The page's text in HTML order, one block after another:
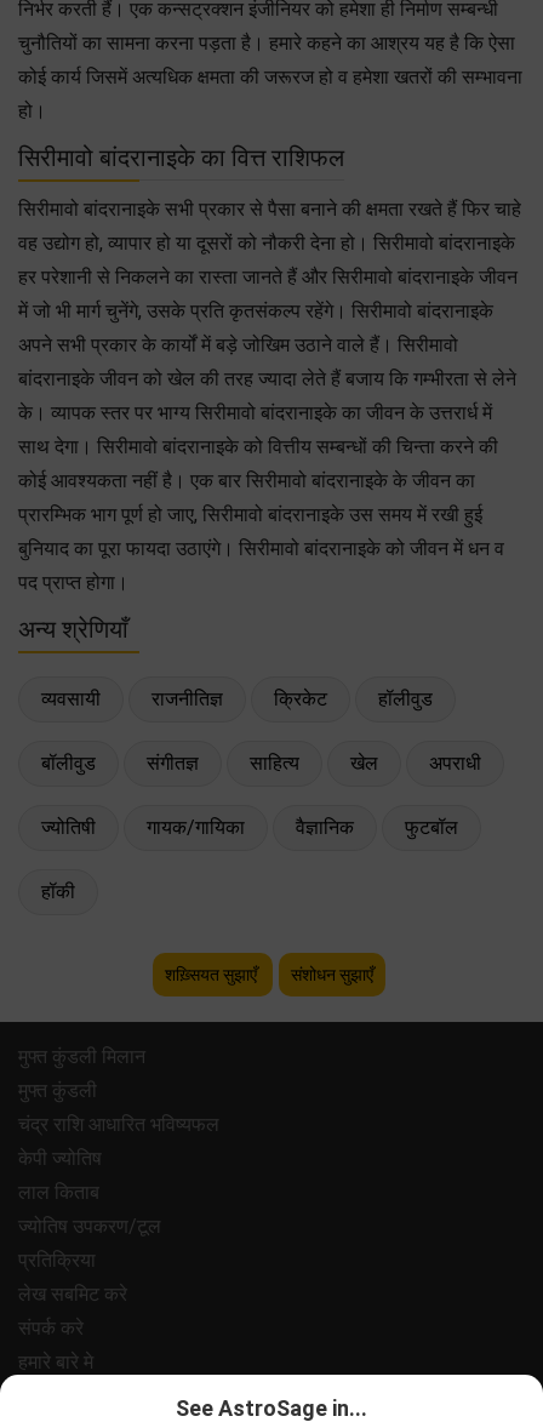
निर्भर करती हैं। एक कन्सट्रक्शन इंजीनियर को हमेशा ही निर्माण सम्बन्धी
चुनौतियों का सामना करना पड़ता है। हमारे कहने का आश्रय यह है कि ऐसा
कोई कार्य जिसमें अत्यधिक क्षमता की जरूरज हो व हमेशा खतरों की सम्भावना
हो।
सिरीमावो बांदरानाइके का वित्त राशिफल
सिरीमावो बांदरानाइके सभी प्रकार से पैसा बनाने की क्षमता रखते हैं फिर चाहे
वह उद्योग हो, व्यापार हो या दूसरों को नौकरी देना हो। सिरीमावो बांदरानाइके
हर परेशानी से निकलने का रास्ता जानते हैं और सिरीमावो बांदरानाइके जीवन
में जो भी मार्ग चुनेंगे, उसके प्रति कृतसंकल्प रहेंगे। सिरीमावो बांदरानाइके
अपने सभी प्रकार के कार्यों में बड़े जोखिम उठाने वाले हैं। सिरीमावो
बांदरानाइके जीवन को खेल की तरह ज्यादा लेते हैं बजाय कि गम्भीरता से लेने
के। व्यापक स्तर पर भाग्य सिरीमावो बांदरानाइके का जीवन के उत्तरार्ध में
साथ देगा। सिरीमावो बांदरानाइके को वित्तीय सम्बन्धों की चिन्ता करने की
कोई आवश्यकता नहीं है। एक बार सिरीमावो बांदरानाइके के जीवन का
प्रारम्भिक भाग पूर्ण हो जाए, सिरीमावो बांदरानाइके उस समय में रखी हुई
बुनियाद का पूरा फायदा उठाएंगे। सिरीमावो बांदरानाइके को जीवन में धन व
पद प्राप्त होगा।
अन्य श्रेणियाँ
व्यवसायी राजनीतिज्ञ क्रिकेट हॉलीवुड
बॉलीवुड संगीतज्ञ साहित्य खेल अपराधी
ज्योतिषी गायक/गायिका वैज्ञानिक फुटबॉल
हॉकी
शख़्सियत सुझाएँ संशोधन सुझाएँ
मुफ्त कुंडली मिलान
मुफ्त कुंडली
चंद्र राशि आधारित भविष्यफल
केपी ज्योतिष
लाल किताब
ज्योतिष उपकरण/टूल
प्रतिक्रिया
लेख सबमिट करे
संपर्क करे
हमारे बारे मे
See AstroSage in...